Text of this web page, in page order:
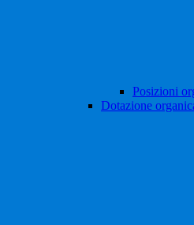
Posizioni
Dotazione